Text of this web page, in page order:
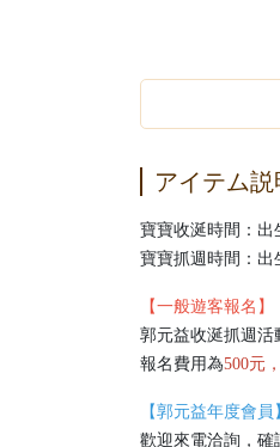
アイテム説
寶寶收涎時間：出
寶寶抓週時間：出
【一般遊客報名】
郭元益收涎抓週活
報名費用為500元，
【郭元益年度會
歡迎來電洽詢，確